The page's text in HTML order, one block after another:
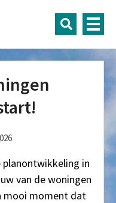
planontwikkeling in
van de woningen
mooi moment dat